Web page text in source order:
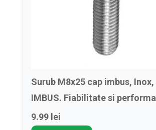
Surub M8x25 cap imbus, Inox,
IMBUS. Fiabilitate si
9.99 lei